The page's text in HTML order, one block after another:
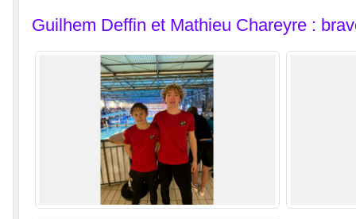
Guilhem Deffin et Mathieu Chareyre :